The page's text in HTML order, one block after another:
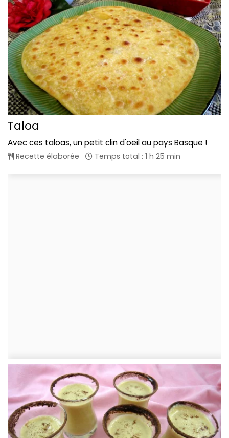
Taloa
Avec ces taloas, un petit clin d'oeil au pays Basque !
Recette élaborée Temps total : 1 h 25 min